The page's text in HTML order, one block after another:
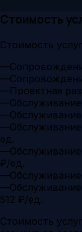
Стоимость
Стоимость
—
—
—Проектная
—
—
—
ед.
—
₽/ед.
—
—
512 ₽/ед.
Стоимость